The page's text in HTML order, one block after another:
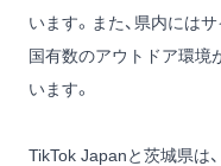
います。また、県内には
国有数のアウトドア環境
います。
TikTok Japanと茨城県は